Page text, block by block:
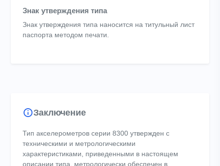
Знак утверждения типа
Знак утверждения типа наносится на титульный лист
паспорта методом печати.
Заключение
Тип акселерометров серии 8300 утвержден с
техническими и метрологическими
характеристиками, приведенными в настоящем
описании типа, метрологически обеспечен в